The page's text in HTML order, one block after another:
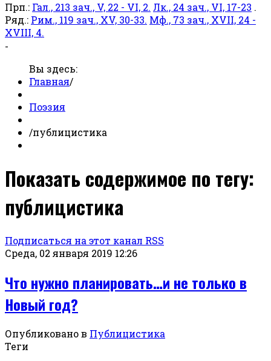
Прп.: Гал., 213 зач., V, 22 - VI, 2. Лк., 24 зач., VI, 17-23 .
Ряд.: Рим., 119 зач., XV, 30-33. Мф., 73 зач., XVII, 24 -
XVIII, 4.
-
Вы здесь:
Главная/
Поэзия
/публицистика
Показать содержимое по тегу:
публицистика
Подписаться на этот канал RSS
Среда, 02 января 2019 12:26
Что нужно планировать…и не только в
Новый год?
Опубликовано в Публицистика
Теги